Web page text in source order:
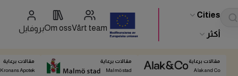
Cities
أكثر
Vårt team
Om ossبروفايل
مقالات برعاية
Alak and Co
مقالات برعاية
Malmö stad
مقالات برعاية
Kronans Apotek